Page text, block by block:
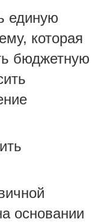
единую
которая
бюджетную
основании